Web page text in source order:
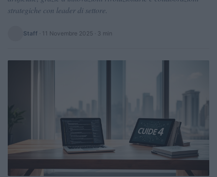
strategiche con leader di settore.
Staff · 11 Novembre 2025 · 3 min